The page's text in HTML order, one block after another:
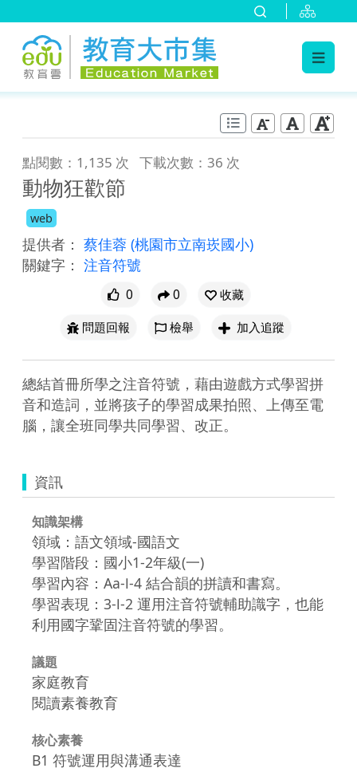
點閱數：1,135 次 下載次數：36 次
動物狂歡節
web
提供者： 蔡佳蓉 (桃園市立南崁國小)
關鍵字： 注音符號
0 0
收藏
問題回報
檢舉 加入追蹤
總結首冊所學之注音符號，藉由遊戲方式學習拼
音和造詞，並將孩子的學習成果拍照、上傳至電
腦，讓全班同學共同學習、改正。
資訊
知識架構
領域：語文領域-國語文
學習階段：國小1-2年級(一)
學習內容：Aa-Ⅰ-4 結合韻的拼讀和書寫。
學習表現：3-Ⅰ-2 運用注音符號輔助識字，也能
利用國字鞏固注音符號的學習。
議題
家庭教育
閱讀素養教育
核心素養
B1 符號運用與溝通表達